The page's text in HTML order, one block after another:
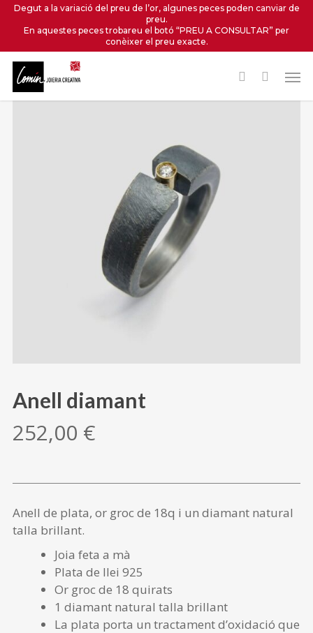
Skip
content
Degut a la variació del preu de l’or, algunes peces poden canviar de
preu.
En aquestes peces trobareu el botó “PREU A CONSULTAR” per
conèixer el preu exacte.
Anell diamant
252,00 €
Anell de plata, or groc de 18q i un diamant natural
talla brillant.
Joia feta a mà
Plata de llei 925
Or groc de 18 quirats
1 diamant natural talla brillant
La plata porta un tractament d’oxidació que